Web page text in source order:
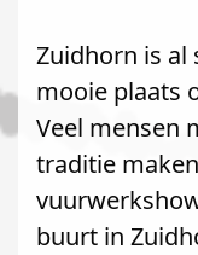
Zuidhorn is al
mooie plaats
Veel mensen
traditie
buurt in